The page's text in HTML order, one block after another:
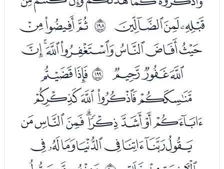
ﮌﮍﮎ ﳅ ﮐﮑﮒ
ﮓﮔﮕﮖﮗﮘﮙ
ﮚﮛﮜ ﳆﮞﮟ
ﮠﮡﮢﮣ
ﮤﮥﮦﮧﮨﮩﮪﮫ
ﮬﮭﮮﮯﮰﮱﯓﯔ